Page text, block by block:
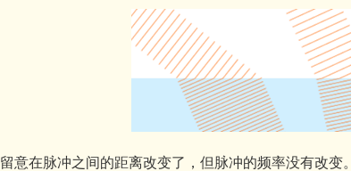
留意在脉冲之间的距离改变了，但脉冲的频率没有改变。